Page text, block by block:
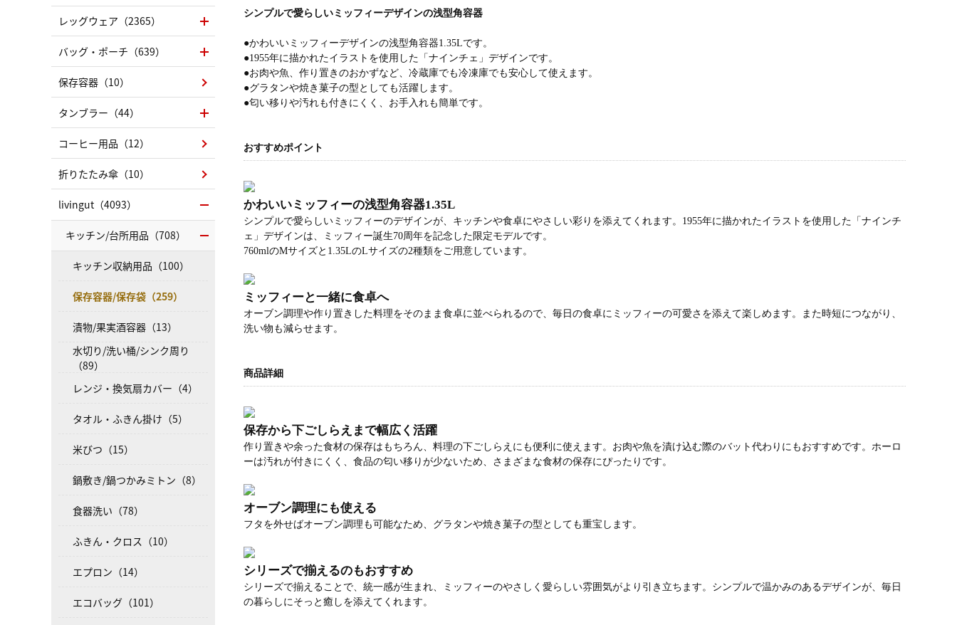
シンプルで愛らしいミッフィーデザインの浅型角容器
●かわいいミッフィーデザインの浅型角容器1.35Lです。
●1955年に描かれたイラストを使用した「ナインチェ」デザインです。
●お肉や魚、作り置きのおかずなど、冷蔵庫でも冷凍庫でも安心して使えます。
●グラタンや焼き菓子の型としても活躍します。
●匂い移りや汚れも付きにくく、お手入れも簡単です。
おすすめポイント
かわいいミッフィーの浅型角容器1.35L
シンプルで愛らしいミッフィーのデザインが、キッチンや食卓にやさしい彩りを添えてくれます。1955年に描かれたイラストを使用した「ナインチ
ェ」デザインは、ミッフィー誕生70周年を記念した限定モデルです。
760mlのMサイズと1.35LのLサイズの2種類をご用意しています。
ミッフィーと一緒に食卓へ
オーブン調理や作り置きした料理をそのまま食卓に並べられるので、毎日の食卓にミッフィーの可愛さを添えて楽しめます。また時短につながり、
洗い物も減らせます。
商品詳細
保存から下ごしらえまで幅広く活躍
作り置きや余った食材の保存はもちろん、料理の下ごしらえにも便利に使えます。お肉や魚を漬け込む際のバット代わりにもおすすめです。ホーロ
ーは汚れが付きにくく、食品の匂い移りが少ないため、さまざまな食材の保存にぴったりです。
オーブン調理にも使える
フタを外せばオーブン調理も可能なため、グラタンや焼き菓子の型としても重宝します。
シリーズで揃えるのもおすすめ
シリーズで揃えることで、統一感が生まれ、ミッフィーのやさしく愛らしい雰囲気がより引き立ちます。シンプルで温かみのあるデザインが、毎日
の暮らしにそっと癒しを添えてくれます。
レッグウェア（2365）
バッグ・ポーチ（639）
保存容器（10）
タンブラー（44）
コーヒー用品（12）
折りたたみ傘（10）
livingut（4093）
キッチン/台所用品（708）
キッチン収納用品（100）
保存容器/保存袋（259）
漬物/果実酒容器（13）
水切り/洗い桶/シンク周り
（89）
レンジ・換気扇カバー（4）
タオル・ふきん掛け（5）
米びつ（15）
鍋敷き/鍋つかみミトン（8）
食器洗い（78）
ふきん・クロス（10）
エプロン（14）
エコバッグ（101）